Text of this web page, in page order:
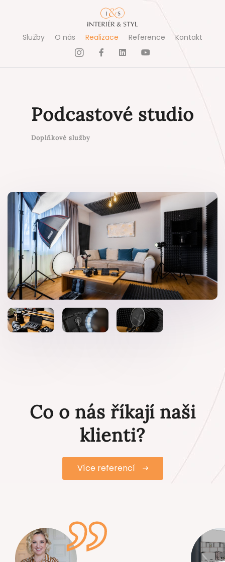
Služby O nás Realizace Reference Kontakt
Podcastové studio
Doplňkové služby
Co o nás říkají naši
klienti?
Více referencí